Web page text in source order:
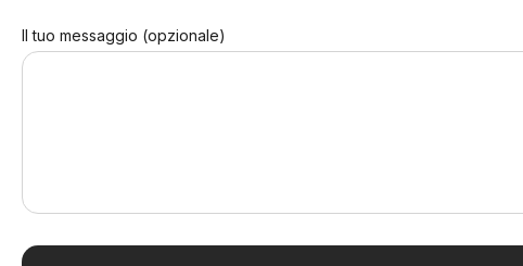
Il tuo messaggio (opzionale)